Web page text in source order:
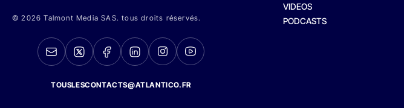
© 2026 Talmont Media SAS. tous droits réservés.
TOUSLESCONTACTS@ATLANTICO.FR
VIDEOS
PODCASTS